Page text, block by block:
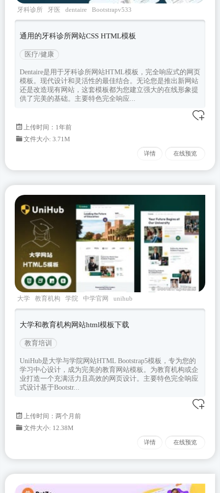
牙科诊所 牙医 dentaire Bootstrapv533
通用的牙科诊所网站CSS HTML模板
医疗/健康
Dentaire是用于牙科诊所网站HTML模板，完全响应式的网页
模板。现代设计和灵活性的最佳结合。无论您是推出新网站
还是改造现有网站，这套模板都为您建立强大的在线形象提
供了完美的基础。主要特色完全响应...
上传时间：1年前
文件大小: 3.71M
详情 在线预览
大学 教育机构 学院 中学官网 unihub
大学和教育机构网站html模板下载
教育培训
UniHub是大学与学院网站HTML Bootstrap5模板，专为您的
学习中心设计，成为完美的教育网站模板。为教育机构或企
业打造一个充满活力且高效的网页设计。主要特色完全响应
式设计基于Bootstr...
上传时间：两个月前
文件大小: 12.38M
详情 在线预览